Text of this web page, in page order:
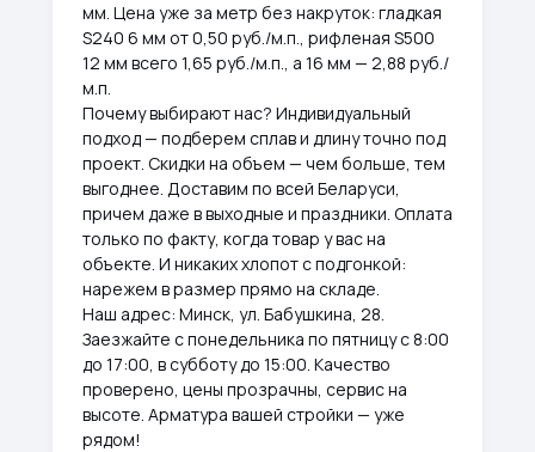
мм. Цена уже за метр без накруток: гладкая
S240 6 мм от 0,50 руб./м.п., рифленая S500
12 мм всего 1,65 руб./м.п., а 16 мм — 2,88 руб./
м.п.
Почему выбирают нас? Индивидуальный
подход — подберем сплав и длину точно под
проект. Скидки на объем — чем больше, тем
выгоднее. Доставим по всей Беларуси,
причем даже в выходные и праздники. Оплата
только по факту, когда товар у вас на
объекте. И никаких хлопот с подгонкой:
нарежем в размер прямо на складе.
Наш адрес: Минск, ул. Бабушкина, 28.
Заезжайте с понедельника по пятницу с 8:00
до 17:00, в субботу до 15:00. Качество
проверено, цены прозрачны, сервис на
высоте. Арматура вашей стройки — уже
рядом!